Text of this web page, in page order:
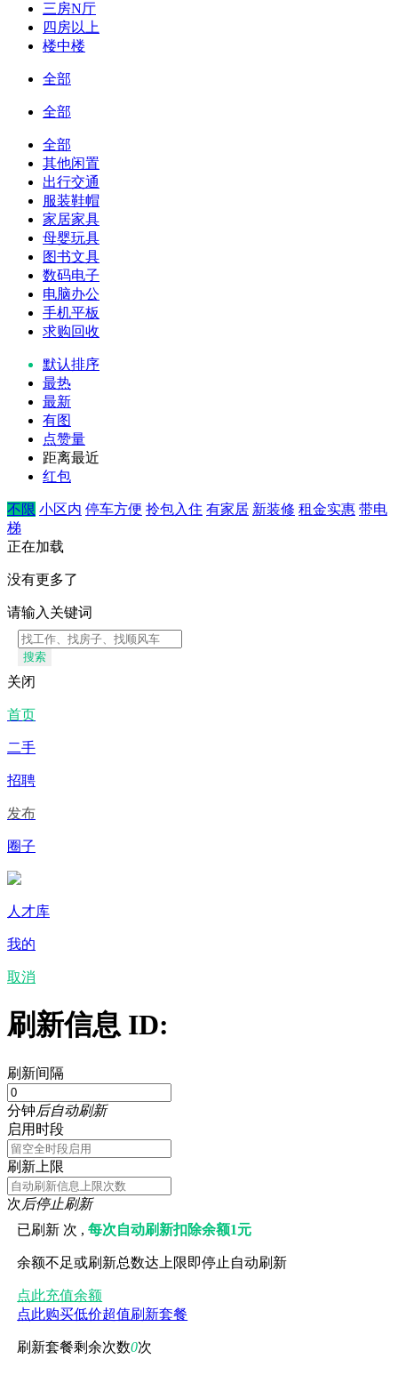
三房N厅
四房以上
楼中楼
全部
全部
全部
其他闲置
出行交通
服装鞋帽
家居家具
母婴玩具
图书文具
数码电子
电脑办公
手机平板
求购回收
默认排序
最热
最新
有图
点赞量
距离最近
红包
不限 小区内 停车方便 拎包入住 有家居 新装修 租金实惠 带电
梯
正在加载
没有更多了
请输入关键词
搜索
关闭
首页
二手
招聘
发布
圈子
人才库
我的
取消
刷新信息 ID:
刷新间隔
分钟后自动刷新
启用时段
刷新上限
次后停止刷新
已刷新 次 ,每次自动刷新扣除余额1元
余额不足或刷新总数达上限即停止自动刷新
点此充值余额
点此购买低价超值刷新套餐
刷新套餐剩余次数0次